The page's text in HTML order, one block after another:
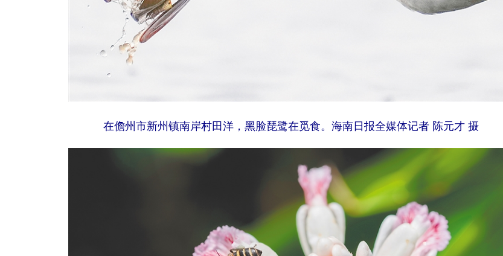
在儋州市新州镇南岸村田洋，黑脸琵鹭在觅食。海南日报全媒体记者 陈元才 摄